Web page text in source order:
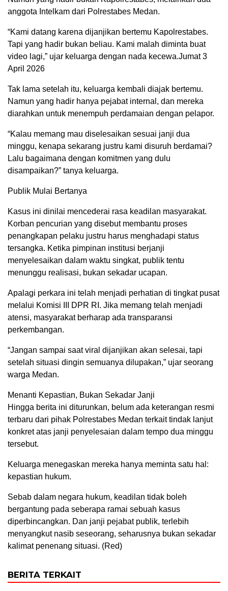
anggota Intelkam dari Polrestabes Medan.
“Kami datang karena dijanjikan bertemu Kapolrestabes.
Tapi yang hadir bukan beliau. Kami malah diminta buat
video lagi,” ujar keluarga dengan nada kecewa.Jumat 3
April 2026
Tak lama setelah itu, keluarga kembali diajak bertemu.
Namun yang hadir hanya pejabat internal, dan mereka
diarahkan untuk menempuh perdamaian dengan pelapor.
“Kalau memang mau diselesaikan sesuai janji dua
minggu, kenapa sekarang justru kami disuruh berdamai?
Lalu bagaimana dengan komitmen yang dulu
disampaikan?” tanya keluarga.
Publik Mulai Bertanya
Kasus ini dinilai mencederai rasa keadilan masyarakat.
Korban pencurian yang disebut membantu proses
penangkapan pelaku justru harus menghadapi status
tersangka. Ketika pimpinan institusi berjanji
menyelesaikan dalam waktu singkat, publik tentu
menunggu realisasi, bukan sekadar ucapan.
Apalagi perkara ini telah menjadi perhatian di tingkat pusat
melalui Komisi III DPR RI. Jika memang telah menjadi
atensi, masyarakat berharap ada transparansi
perkembangan.
“Jangan sampai saat viral dijanjikan akan selesai, tapi
setelah situasi dingin semuanya dilupakan,” ujar seorang
warga Medan.
Menanti Kepastian, Bukan Sekadar Janji
Hingga berita ini diturunkan, belum ada keterangan resmi
terbaru dari pihak Polrestabes Medan terkait tindak lanjut
konkret atas janji penyelesaian dalam tempo dua minggu
tersebut.
Keluarga menegaskan mereka hanya meminta satu hal:
kepastian hukum.
Sebab dalam negara hukum, keadilan tidak boleh
bergantung pada seberapa ramai sebuah kasus
diperbincangkan. Dan janji pejabat publik, terlebih
menyangkut nasib seseorang, seharusnya bukan sekadar
kalimat penenang situasi. (Red)
BERITA TERKAIT